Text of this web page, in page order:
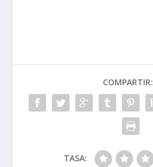
COMPARTIR:
TASA: